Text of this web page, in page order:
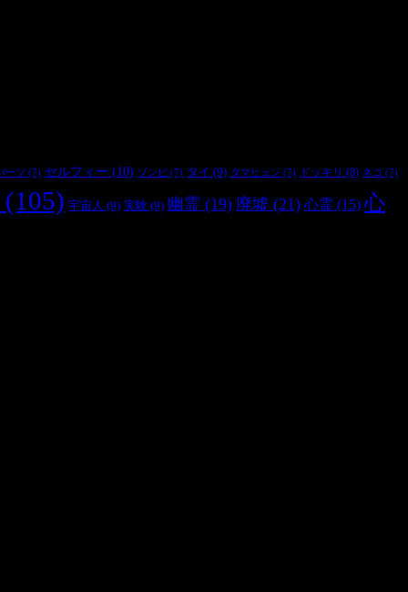
ーツ (7) セルフィー (10) ゾンビ (7) タイ (9) タマヒュン (7) ドッキリ (8) ネコ (7)
(105) 宇宙人 (9) 実験 (9) 幽霊 (19) 廃墟 (21) 心霊 (15) 心